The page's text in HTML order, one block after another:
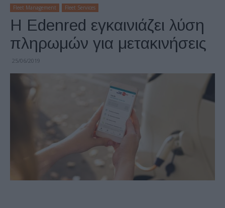
Fleet Management Fleet Services
Η Edenred εγκαινιάζει λύση
πληρωμών για μετακινήσεις
25/06/2019